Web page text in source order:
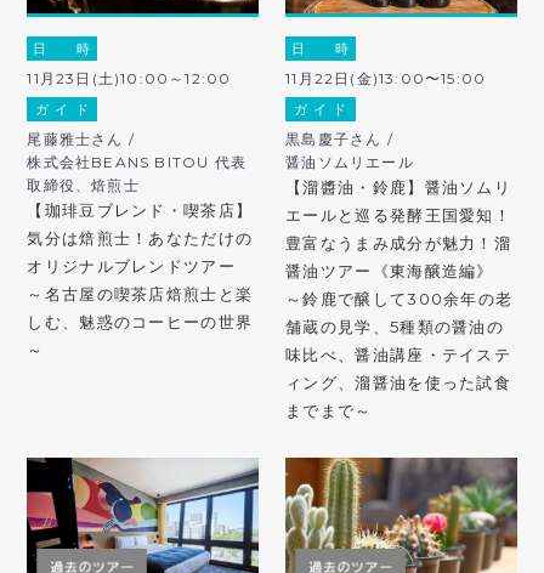
日 時
11月23日(土)10:00～12:00
ガ イ ド
尾藤雅士さん /
株式会社BEANS BITOU 代表
取締役、焙煎士
【珈琲豆ブレンド・喫茶店】
気分は焙煎士！あなただけの
オリジナルブレンドツアー
～名古屋の喫茶店焙煎士と楽
しむ、魅惑のコーヒーの世界
～
日 時
11月22日(金)13:00〜15:00
ガ イ ド
黒島慶子さん /
醤油ソムリエール
【溜醬油・鈴鹿】醤油ソムリ
エールと巡る発酵王国愛知！
豊富なうまみ成分が魅力！溜
醤油ツアー《東海醸造編》
～鈴鹿で醸して300余年の老
舗蔵の見学、5種類の醤油の
味比べ、醤油講座・テイステ
ィング、溜醤油を使った試食
までまで～